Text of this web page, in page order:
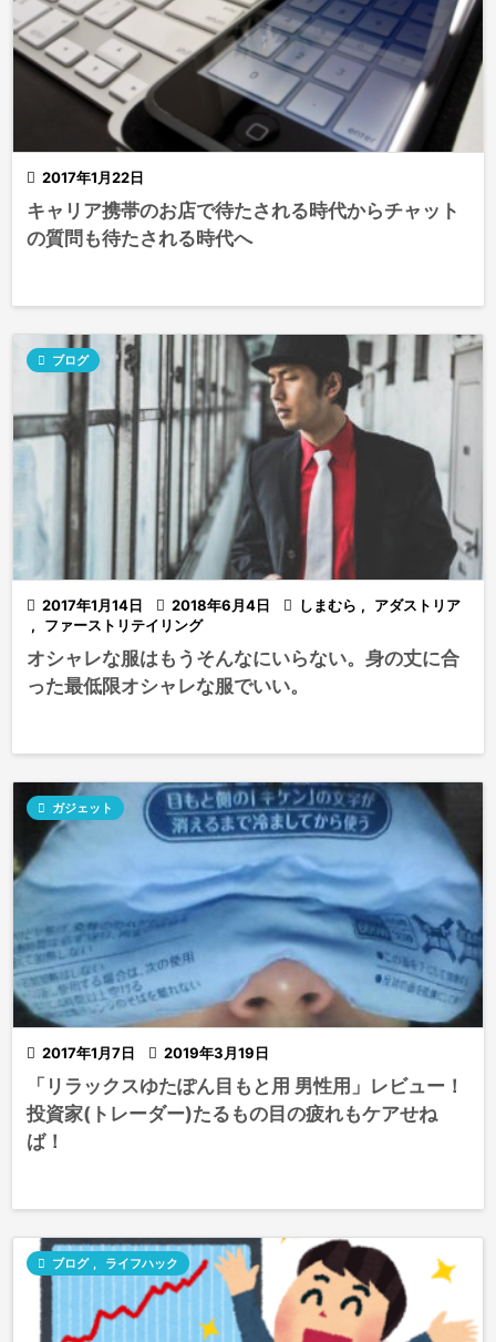
 2017年1月22日
キャリア携帯のお店で待たされる時代からチャット
の質問も待たされる時代へ
 2017年1月14日  2018年6月4日
 ブログ
 しまむら ,
アダストリア
,
ファーストリテイリング
オシャレな服はもうそんなにいらない。身の丈に合
った最低限オシャレな服でいい。
 2017年1月7日  2019年3月19日
 ガジェット
「リラックスゆたぽん目もと用 男性用」レビュー！
投資家(トレーダー)たるもの目の疲れもケアせね
ば！
 ブログ ライフハック